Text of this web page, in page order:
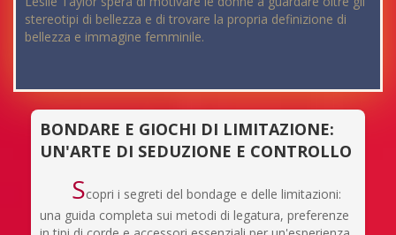
stereotipi di bellezza e di trovare la propria definizione di
bellezza e immagine femminile.
BONDARE E GIOCHI DI LIMITAZIONE:
UN'ARTE DI SEDUZIONE E CONTROLLO
Scopri i segreti del bondage e delle limitazioni:
una guida completa sui metodi di legatura, preferenze